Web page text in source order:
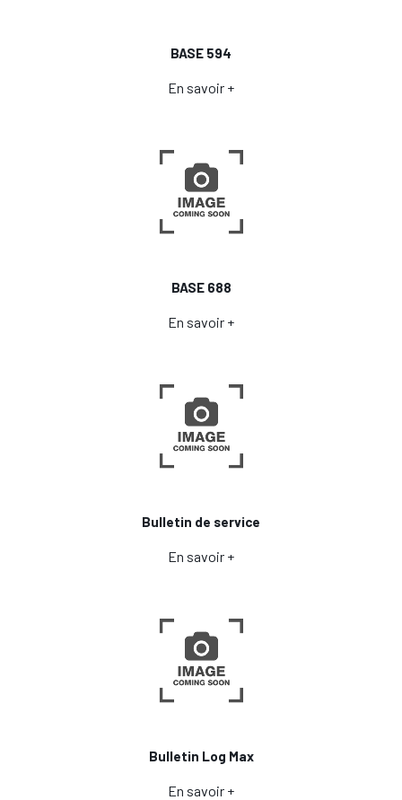
BASE 594
En savoir +
BASE 688
En savoir +
Bulletin de service
En savoir +
Bulletin Log Max
En savoir +